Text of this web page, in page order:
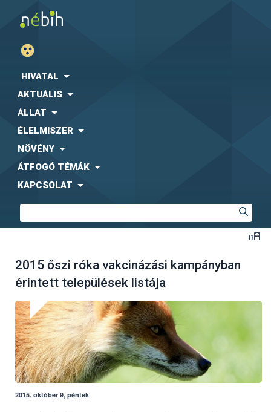
HIVATAL
AKTUÁLIS
ÁLLAT
ÉLELMISZER
NÖVÉNY
ÁTFOGÓ TÉMÁK
KAPCSOLAT
2015 őszi róka vakcinázási kampányban
érintett települések listája
2015. október 9, péntek